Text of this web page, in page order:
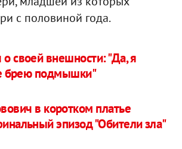
с половиной года.
своей внешности: ​"Да, я
брею подмышки"
в коротком платье
эпизод "Обители зла"